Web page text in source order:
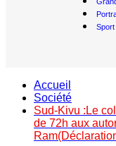
Sport
Accueil
Société
Sud-Kivu :Le
de 72h aux